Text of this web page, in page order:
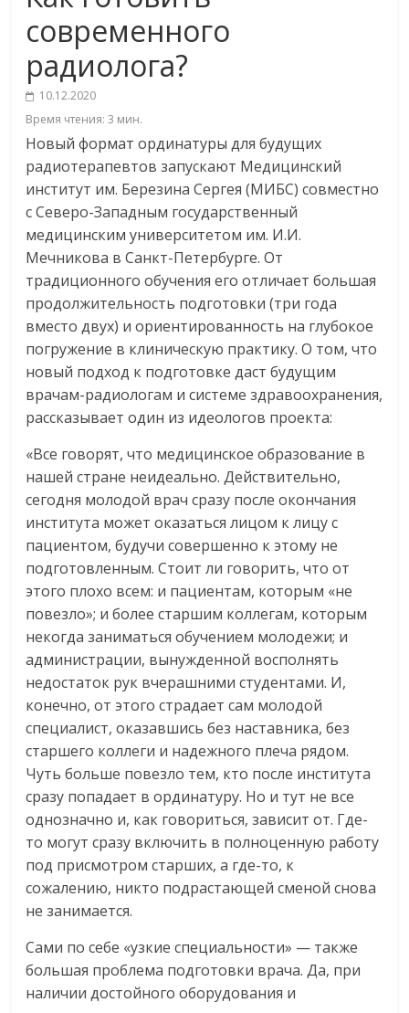
современного
радиолога?
10.12.2020
Время чтения:3 мин.
Новый формат ординатуры для будущих
радиотерапевтов запускают Медицинский
институт им. Березина Сергея (МИБС) совместно
с Северо-Западным государственный
медицинским университетом им. И.И.
Мечникова в Санкт-Петербурге. От
традиционного обучения его отличает большая
продолжительность подготовки (три года
вместо двух) и ориентированность на глубокое
погружение в клиническую практику. О том, что
новый подход к подготовке даст будущим
врачам-радиологам и системе здравоохранения,
рассказывает один из идеологов проекта:
«Все говорят, что медицинское образование в
нашей стране неидеально. Действительно,
сегодня молодой врач сразу после окончания
института может оказаться лицом к лицу с
пациентом, будучи совершенно к этому не
подготовленным. Стоит ли говорить, что от
этого плохо всем: и пациентам, которым «не
повезло»; и более старшим коллегам, которым
некогда заниматься обучением молодежи; и
администрации, вынужденной восполнять
недостаток рук вчерашними студентами. И,
конечно, от этого страдает сам молодой
специалист, оказавшись без наставника, без
старшего коллеги и надежного плеча рядом.
Чуть больше повезло тем, кто после института
сразу попадает в ординатуру. Но и тут не все
однозначно и, как говориться, зависит от. Где-
то могут сразу включить в полноценную работу
под присмотром старших, а где-то, к
сожалению, никто подрастающей сменой снова
не занимается.
Сами по себе «узкие специальности» — также
большая проблема подготовки врача. Да, при
наличии достойного оборудования и